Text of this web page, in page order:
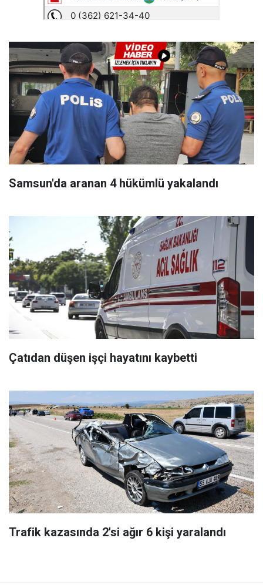
Samsun'da aranan 4 hükümlü yakalandı
Çatıdan düşen işçi hayatını kaybetti
Trafik kazasında 2'si ağır 6 kişi yaralandı